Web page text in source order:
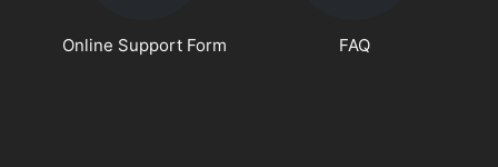
Online Support Form FAQ